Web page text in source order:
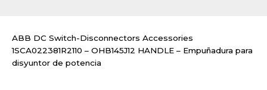
ABB DC Switch-Disconnectors Accessories
1SCA022381R2110 – OHB145J12 HANDLE – Empuñadura para
disyuntor de potencia